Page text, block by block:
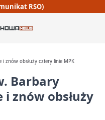
RSO)
znów obsłuży cztery linie MPK
Barbary
znów obsłuży